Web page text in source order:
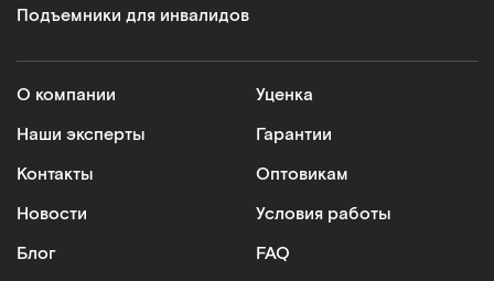
Подъемники для инвалидов
О компании
Наши эксперты
Контакты
Новости
Блог
Уценка
Гарантии
Оптовикам
Условия работы
FAQ